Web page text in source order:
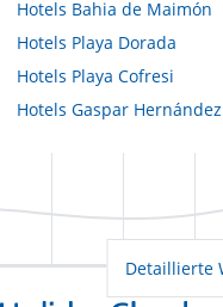
Hotels Bahia de Maimón
Hotels Playa Dorada
Hotels Playa Cofresi
Hotels Gaspar Hernández
Detaillierte